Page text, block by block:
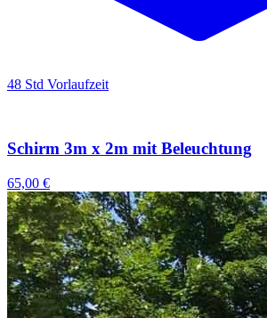
48 Std Vorlaufzeit
Schirm 3m x 2m mit Beleuchtung
65,00 €